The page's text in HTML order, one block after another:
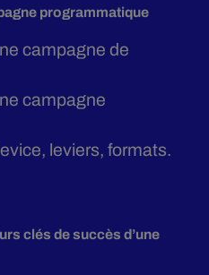
programmatique
campagne de
campagne
leviers, formats.
clés de succès d’une